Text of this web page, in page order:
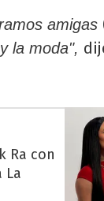
amigas
la moda",
Ra con
La